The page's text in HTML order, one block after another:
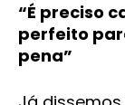
“É preciso
perfeito
pena”